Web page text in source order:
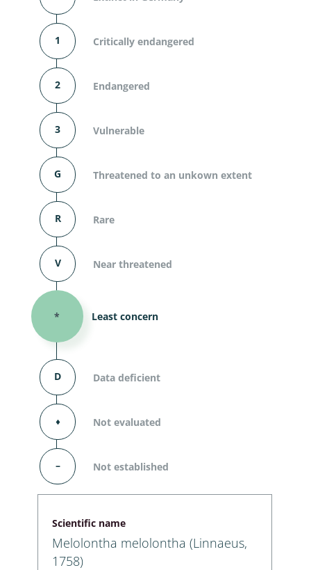
1 Critically endangered
2 Endangered
3 Vulnerable
G Threatened to an unkown extent
R Rare
V Near threatened
* Least concern
D Data deficient
⬧ Not evaluated
– Not established
Scientific name
Melolontha melolontha (Linnaeus,
1758)